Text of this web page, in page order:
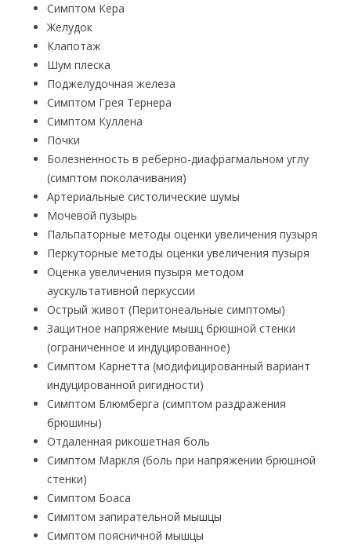
Симптом Кера
Желудок
Клапотаж
Шум плеска
Поджелудочная железа
Симптом Грея Тернера
Симптом Куллена
Почки
Болезненность в реберно-диафрагмальном углу
(симптом поколачивания)
Артериальные систолические шумы
Мочевой пузырь
Пальпаторные методы оценки увеличения пузыря
Перкуторные методы оценки увеличения пузыря
Оценка увеличения пузыря методом
аускультативной перкуссии
Острый живот (Перитонеальные симптомы)
Защитное напряжение мышц брюшной стенки
(ограниченное и индуцированное)
Симптом Карнетта (модифицированный вариант
индуцированной ригидности)
Симптом Блюмберга (симптом раздражения
брюшины)
Отдаленная рикошетная боль
Симптом Маркля (боль при напряжении брюшной
стенки)
Симптом Боаса
Симптом запирательной мышцы
Симптом поясничной мышцы